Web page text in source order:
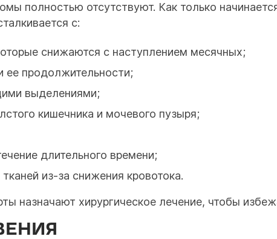
полностью отсутствуют. Как только
с:
снижаются с наступлением месячных;
ее продолжительности;
выделениями;
кишечника и мочевого пузыря;
длительного времени;
из-за снижения кровотока.
назначают хирургическое лечение, чтобы